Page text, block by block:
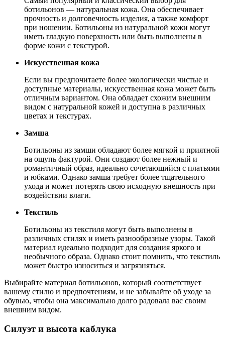
ботильонов — натуральная кожа. Она обеспечивает
прочность и долговечность изделия, а также комфорт
при ношении. Ботильоны из натуральной кожи могут
иметь гладкую поверхность или быть выполнены в
форме кожи с текстурой.
Искусственная кожа
Если вы предпочитаете более экологически чистые и
доступные материалы, искусственная кожа может быть
отличным вариантом. Она обладает схожим внешним
видом с натуральной кожей и доступна в различных
цветах и текстурах.
Замша
Ботильоны из замши обладают более мягкой и приятной
на ощупь фактурой. Они создают более нежный и
романтичный образ, идеально сочетающийся с платьями
и юбками. Однако замша требует более тщательного
ухода и может потерять свою исходную внешность при
воздействии влаги.
Текстиль
Ботильоны из текстиля могут быть выполнены в
различных стилях и иметь разнообразные узоры. Такой
материал идеально подходит для создания яркого и
необычного образа. Однако стоит помнить, что текстиль
может быстро износиться и загрязняться.
Выбирайте материал ботильонов, который соответствует
вашему стилю и предпочтениям, и не забывайте об уходе за
обувью, чтобы она максимально долго радовала вас своим
внешним видом.
Силуэт и высота каблука